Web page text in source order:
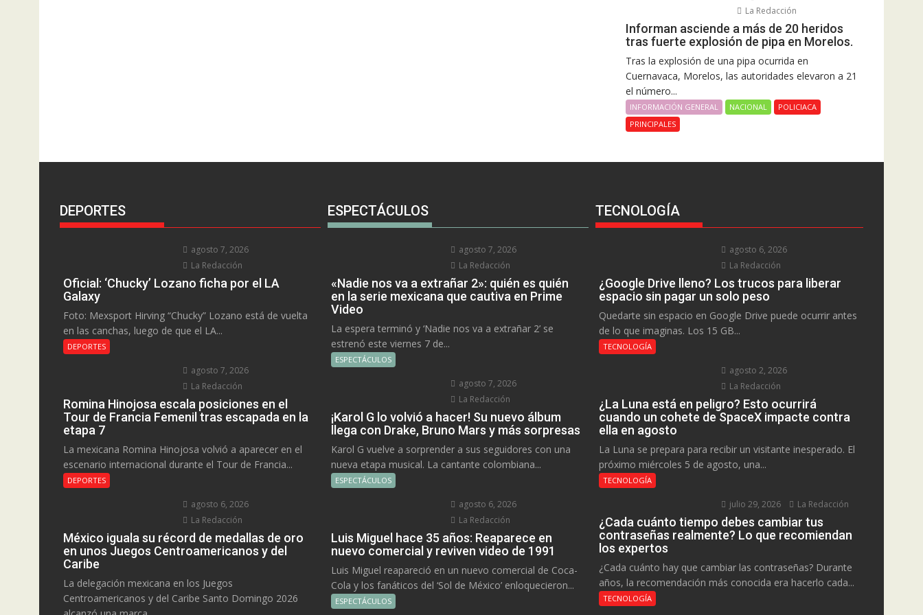
La Redacción
Informan asciende a más de 20 heridos
tras fuerte explosión de pipa en Morelos.
Tras la explosión de una pipa ocurrida en
Cuernavaca, Morelos, las autoridades elevaron a 21
el número...
INFORMACIÓN GENERAL NACIONAL
POLICIACA
PRINCIPALES
DEPORTES
agosto 7, 2026
La Redacción
Oficial: ‘Chucky’ Lozano ficha por el LA
Galaxy
Foto: Mexsport Hirving “Chucky” Lozano está de vuelta
en las canchas, luego de que el LA...
DEPORTES
agosto 7, 2026
La Redacción
Romina Hinojosa escala posiciones en el
Tour de Francia Femenil tras escapada en la
etapa 7
La mexicana Romina Hinojosa volvió a aparecer en el
escenario internacional durante el Tour de Francia...
DEPORTES
agosto 6, 2026
La Redacción
México iguala su récord de medallas de oro
en unos Juegos Centroamericanos y del
Caribe
La delegación mexicana en los Juegos
Centroamericanos y del Caribe Santo Domingo 2026
ESPECTÁCULOS
agosto 7, 2026
La Redacción
«Nadie nos va a extrañar 2»: quién es quién
en la serie mexicana que cautiva en Prime
Video
La espera terminó y ‘Nadie nos va a extrañar 2’ se
estrenó este viernes 7 de...
ESPECTÁCULOS
agosto 7, 2026
La Redacción
¡Karol G lo volvió a hacer! Su nuevo álbum
llega con Drake, Bruno Mars y más sorpresas
Karol G vuelve a sorprender a sus seguidores con una
nueva etapa musical. La cantante colombiana...
ESPECTÁCULOS
agosto 6, 2026
La Redacción
Luis Miguel hace 35 años: Reaparece en
nuevo comercial y reviven video de 1991
Luis Miguel reapareció en un nuevo comercial de Coca-
Cola y los fanáticos del ‘Sol de México’ enloquecieron...
ESPECTÁCULOS
TECNOLOGÍA
agosto 6, 2026
La Redacción
¿Google Drive lleno? Los trucos para liberar
espacio sin pagar un solo peso
Quedarte sin espacio en Google Drive puede ocurrir antes
de lo que imaginas. Los 15 GB...
TECNOLOGÍA
agosto 2, 2026
La Redacción
¿La Luna está en peligro? Esto ocurrirá
cuando un cohete de SpaceX impacte contra
ella en agosto
La Luna se prepara para recibir un visitante inesperado. El
próximo miércoles 5 de agosto, una...
TECNOLOGÍA
julio 29, 2026 La Redacción
¿Cada cuánto tiempo debes cambiar tus
contraseñas realmente? Lo que recomiendan
los expertos
¿Cada cuánto hay que cambiar las contraseñas? Durante
años, la recomendación más conocida era hacerlo cada...
TECNOLOGÍA